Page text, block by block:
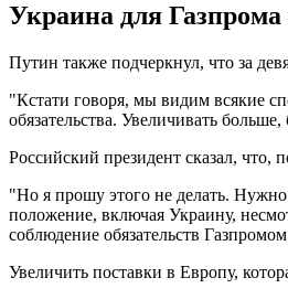
Украина для
Путин также подчеркнул, что за
"Кстати говоря, мы видим всякие
обязательства. Увеличивать
Российский президент сказал, что,
"Но я прошу этого не делать. Нужно
положение, включая Украину,
соблюдение обязательств
Увеличить поставки в Европу,